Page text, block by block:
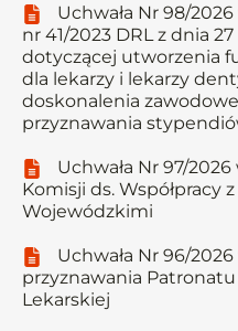
Uchwała Nr 98/
nr 41/2023 DRL z dnia
dotyczącej utworzenia
dla lekarzy i lekarzy
doskonalenia
przyznawania
Uchwała Nr 97/
Komisji ds. Współpracy
Wojewódzkimi
Uchwała Nr 96/
przyznawania
Lekarskiej